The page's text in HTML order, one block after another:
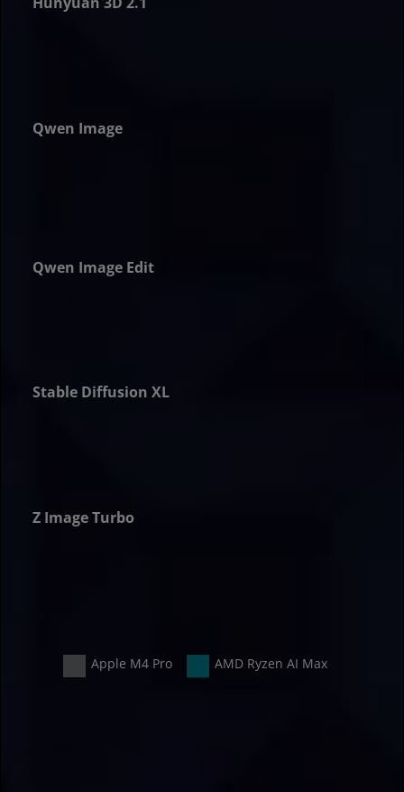
Qwen Image
Qwen Image Edit
Stable Diffusion XL
Z Image Turbo
Apple M4 Pro AMD Ryzen AI Max